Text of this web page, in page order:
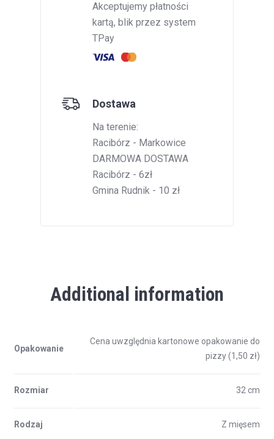
Akceptujemy płatności
kartą, blik przez system
TPay
Dostawa
Na terenie:
Racibórz - Markowice
DARMOWA DOSTAWA
Racibórz - 6zł
Gmina Rudnik - 10 zł
Additional information
Opakowanie
Cena uwzględnia kartonowe opakowanie do
pizzy (1,50 zł)
Rozmiar 32 cm
Rodzaj Z mięsem